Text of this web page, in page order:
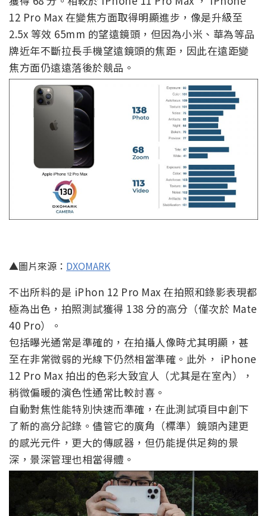
12 Pro Max 在變焦方面取得明顯進步，像是升級至
2.5x 等效 65mm 的望遠鏡頭，但因為小米、華為等品
牌近年不斷拉長手機望遠鏡頭的焦距，因此在遠距變
焦方面仍遠遠落後於競品。
▲圖片來源： DXOMARK
不出所料的是 iPhon 12 Pro Max 在拍照和錄影表現都
極為出色，拍照測試獲得 138 分的高分（僅次於 Mate
40 Pro）。
包括曝光通常是準確的，在拍攝人像時尤其明顯，甚
至在非常微弱的光線下仍然相當準確。此外， iPhone
12 Pro Max 拍出的色彩大致宜人（尤其是在室內），
稍微偏暖的演色性通常比較討喜。
自動對焦性能特別快速而準確，在此測試項目中創下
了新的高分記錄。儘管它的廣角（標準）鏡頭內建更
的感光元件，更大的傳感器，但仍能提供足夠的景
深，景深管理也相當得體。